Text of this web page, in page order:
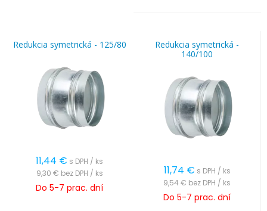
Redukcia symetrická - 125/80
11,44 € s DPH / ks
9,30 € bez DPH / ks
Do 5-7 prac. dní
Redukcia symetrická -
140/100
11,74 € s DPH / ks
9,54 € bez DPH / ks
Do 5-7 prac. dní